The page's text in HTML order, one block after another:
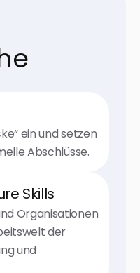
ein und setzen
Abschlüsse.
Skills
Organisationen
der
und